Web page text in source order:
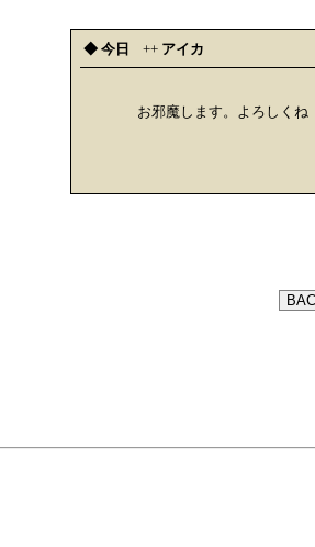
◆ 今日 ++ アイカ
お邪魔します。よろしくね